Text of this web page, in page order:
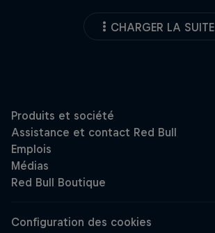
CHARGER LA SUITE